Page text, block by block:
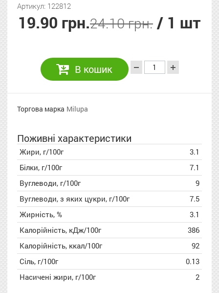
Артикул: 122812
19.90 грн.24.10 грн. / 1 шт
В кошик
Торгова марка Milupa
Поживні характеристики
Жири, г/100г
3.1
Білки, г/100г
7.1
Вуглеводи, г/100г
9
Вуглеводи, з яких цукри, г/100г
7.5
Жирність, %
3.1
Калорійність, кДж/100г
386
Калорійність, ккал/100г
92
Сіль, г/100г
0.13
Насичені жири, г/100г
2